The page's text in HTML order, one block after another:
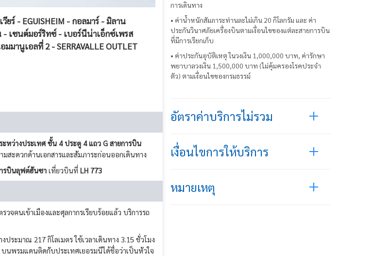
ยร์ - EGUISHEIM - กอลมาร์ - มิลาน
เซนต์มอร์ริทซ์ - เบอร์นีน่าเอ็กซ์เพรส
มานูเอลที่ 2 - SERRAVALLE OUTLET
หว่างประเทศ ชั้น 4 ประตู 4 แถว G สายการบิน
สะดวกด้านเอกสารและสัมภาระก่อนออกเดินทาง
รบินลุฟต์ฮันซาเที่ยวบินที่ LH 773
วจคนเข้าเมืองและศุลกากรเรียบร้อยแล้ว บริการรถ
ประมาณ 217 กิโลเมตร ใช้เวลาเดินทาง 3.15 ชั่วโมง
นพรมแดนติดกับประเทศเยอรมนีได้ชื่อว่าเป็นหัวใจ
การเดินทาง
• ค่าน้ำหนักสัมภาระท่านละไม่เกิน 20 กิโลกรัม และ ค่า
ประกันวินาศภัยเครื่องบินตามเงื่อนไขของแต่ละสายการบิน
ที่มีการเรียกเก็บ
• ค่าประกันอุบัติเหตุ ในวงเงิน 1,000,000 บาท, ค่ารักษา
พยาบาลวงเงิน 1,500,000 บาท (ไม่คุ้มครองโรคประจำ
ตัว) ตามเงื่อนไขของกรมธรรม์
อัตราค่าบริการไม่รวม
เงื่อนไขการให้บริการ
หมายเหตุ